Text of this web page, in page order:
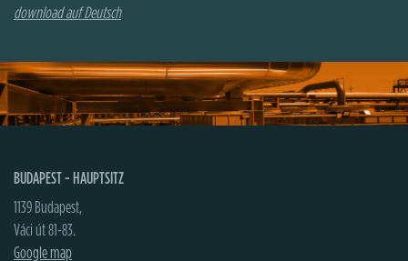
download auf Deutsch
BUDAPEST - HAUPTSITZ
1139 Budapest,
Váci út 81-83.
Google map